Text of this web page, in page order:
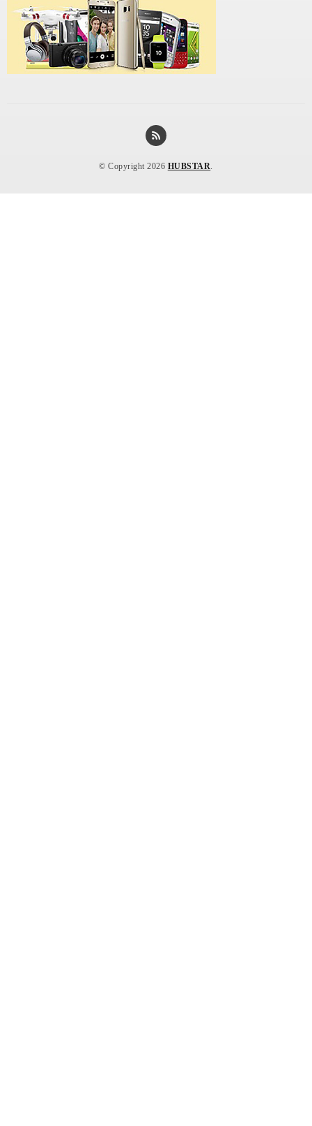
© Copyright 2026 HUBSTAR.